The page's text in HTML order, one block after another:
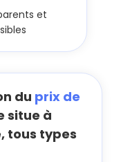
et
du prix de
situe à
tous types